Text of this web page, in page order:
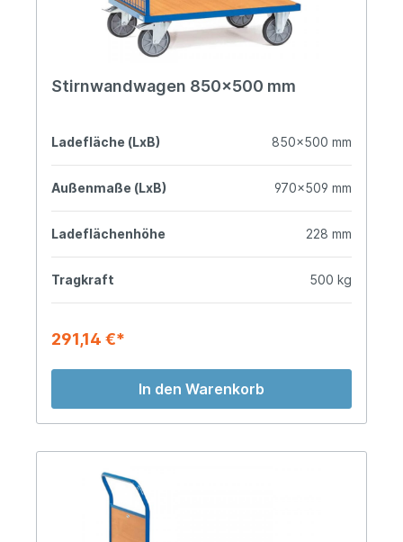
Stirnwandwagen 850x500 mm
Ladefläche (LxB) 850x500 mm
Außenmaße (LxB) 970x509 mm
Ladeflächenhöhe 228 mm
Tragkraft 500 kg
291,14 €*
In den Warenkorb